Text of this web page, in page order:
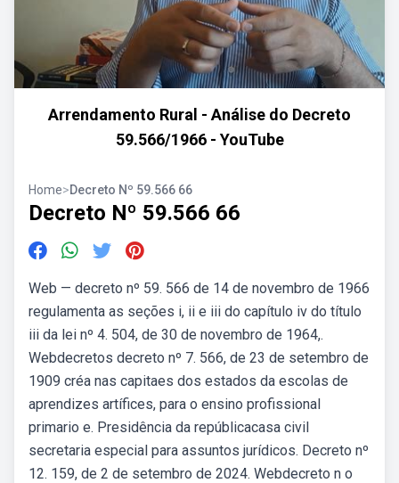
Arrendamento Rural - Análise do Decreto
59.566/1966 - YouTube
Home>Decreto Nº 59.566 66
Decreto Nº 59.566 66
Web — decreto nº 59. 566 de 14 de novembro de 1966
regulamenta as seções i, ii e iii do capítulo iv do título
iii da lei nº 4. 504, de 30 de novembro de 1964,.
Webdecretos decreto nº 7. 566, de 23 de setembro de
1909 créa nas capitaes dos estados da escolas de
aprendizes artífices, para o ensino profissional
primario e. Presidência da repúblicacasa civil
secretaria especial para assuntos jurídicos. Decreto nº
12. 159, de 2 de setembro de 2024. Webdecreto n o